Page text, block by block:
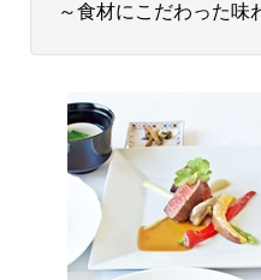
～食材にこだわった味